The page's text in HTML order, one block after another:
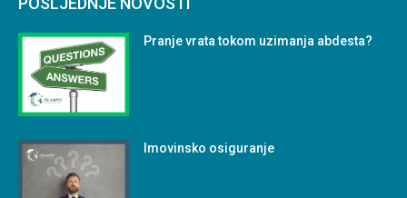
Pranje vrata tokom uzimanja abdesta?
Imovinsko osiguranje